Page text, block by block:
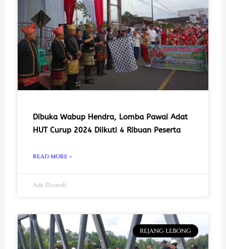
Dibuka Wabup Hendra, Lomba Pawai Adat
HUT Curup 2024 Diikuti 4 Ribuan Peserta
READ MORE »
Ade Elvandi
REJANG LEBONG